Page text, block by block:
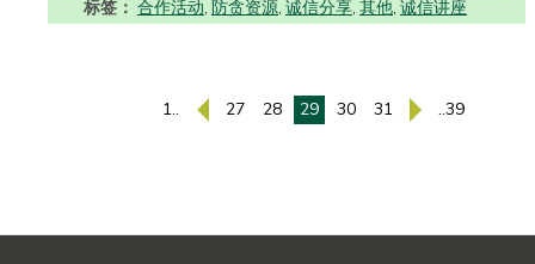
标签： 合作活动, 防贪资源, 诚信分享, 其他, 诚信讲座
1.. 27 28 29 30 31 ..39